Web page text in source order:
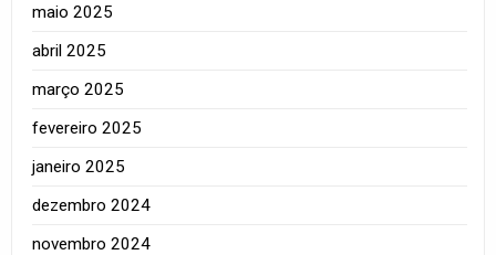
maio 2025
abril 2025
março 2025
fevereiro 2025
janeiro 2025
dezembro 2024
novembro 2024